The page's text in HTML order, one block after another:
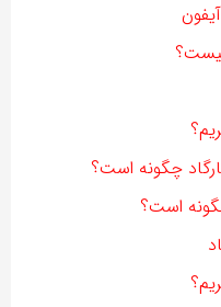
چگونه است؟
است؟